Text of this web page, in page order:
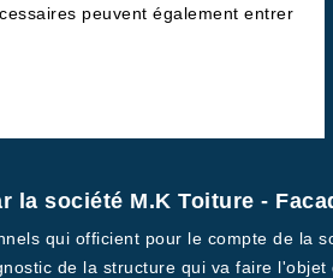
peuvent également entrer
société M.K Toiture -
qui officient pour le compte de la
de la structure qui va faire